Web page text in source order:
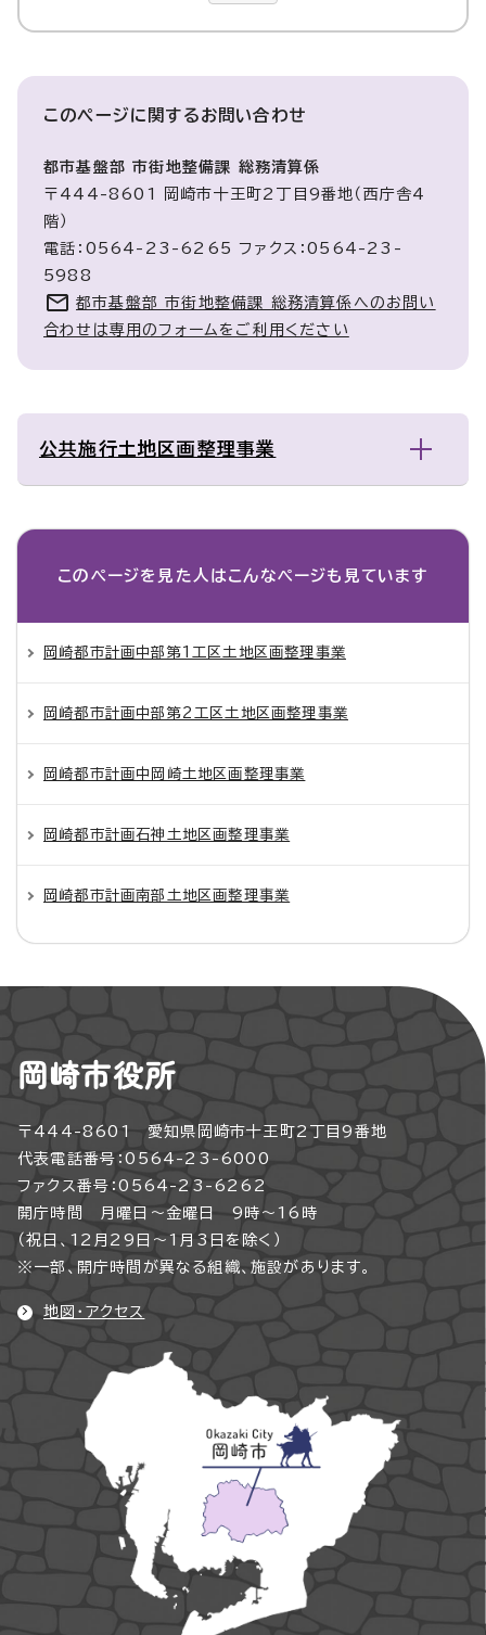
このページに関するお問い合わせ
都市基盤部 市街地整備課 総務清算係
〒444-8601 岡崎市十王町2丁目9番地（西庁舎4
階）
電話：0564-23-6265 ファクス：0564-23-
5988
都市基盤部 市街地整備課 総務清算係へのお問い
合わせは専用のフォームをご利用ください
公共施行土地区画整理事業
このページを見た人は こんなページも見ています
岡崎都市計画中部第1工区土地区画整理事業
岡崎都市計画中部第2工区土地区画整理事業
岡崎都市計画中岡崎土地区画整理事業
岡崎都市計画石神土地区画整理事業
岡崎都市計画南部土地区画整理事業
岡崎市役所
〒444-8601 愛知県岡崎市十王町2丁目9番地
代表電話番号：0564-23-6000
ファクス番号：0564-23-6262
開庁時間 月曜日～金曜日 9時～16時
（祝日、12月29日～1月3日を除く）
※一部、開庁時間が異なる組織、施設があります。
地図・アクセス